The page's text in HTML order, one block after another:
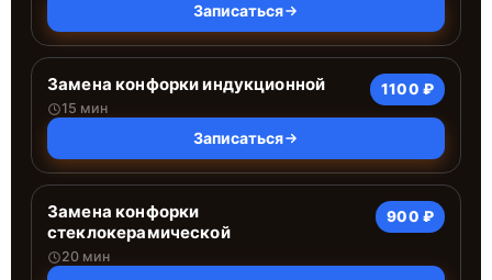
Записаться
Замена конфорки индукционной
15 мин
1100 ₽
Записаться
Замена конфорки
стеклокерамической
20 мин
900 ₽